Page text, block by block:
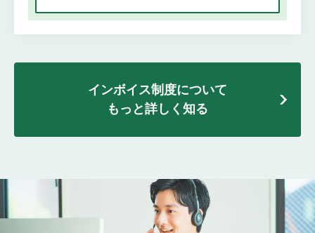
インボイス制度について
もっと詳しく知る